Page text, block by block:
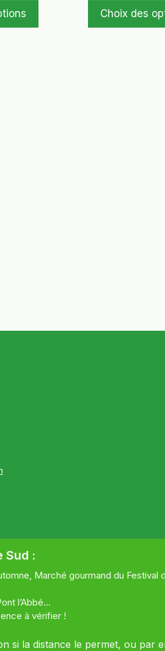
6,50 €
Choix des
produit
Sud :
Marché gourmand du Festival
l’Abbé...
à vérifier !
si la distance le permet, ou par